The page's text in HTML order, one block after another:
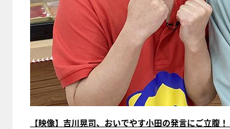
【映像】吉川晃司、おいでやす小田の発言にご立腹